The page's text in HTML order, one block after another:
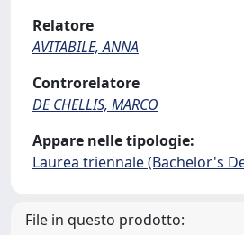
Relatore
AVITABILE, ANNA
Controrelatore
DE CHELLIS, MARCO
Appare nelle tipologie:
Laurea triennale (Bachelor's
File in questo prodotto: